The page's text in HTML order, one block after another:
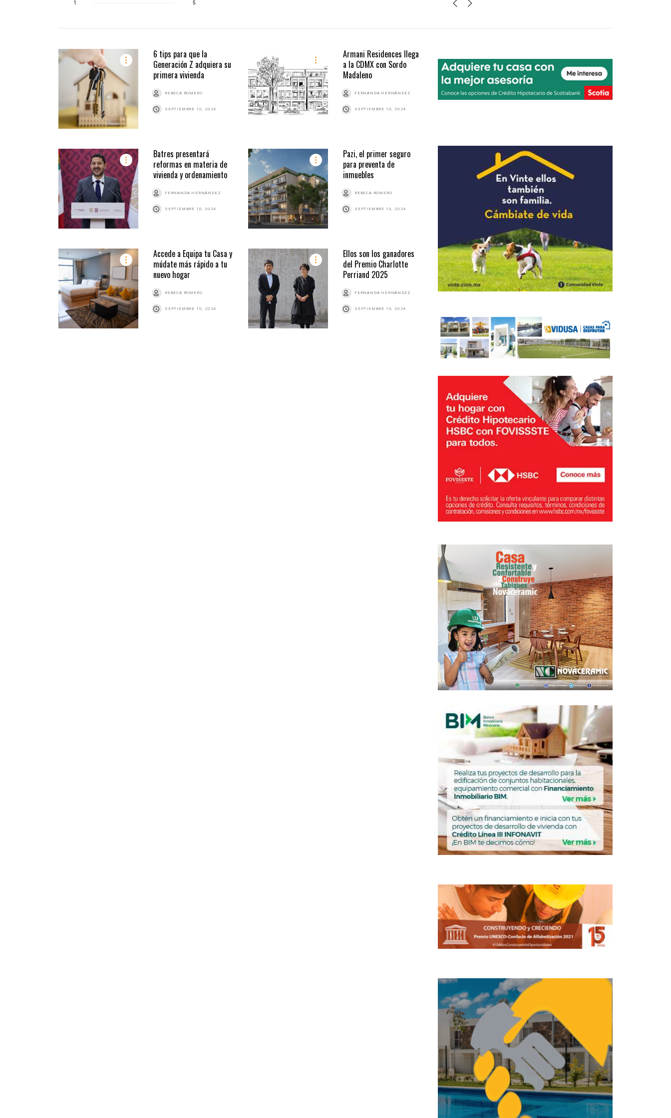
1 5
6 tips para que la
Generación Z adquiera su
primera vivienda
REBECA ROMERO
SEPTIEMBRE 10, 2024
Armani Residences llega
a la CDMX con Sordo
Madaleno
FERNANDA HERNÁNDEZ
SEPTIEMBRE 10, 2024
Batres presentará
reformas en materia de
vivienda y ordenamiento
FERNANDA HERNÁNDEZ
SEPTIEMBRE 10, 2024
Pazi, el primer seguro
para preventa de
inmuebles
REBECA ROMERO
SEPTIEMBRE 10, 2024
Accede a Equipa tu Casa y
múdate más rápido a tu
nuevo hogar
REBECA ROMERO
SEPTIEMBRE 10, 2024
Ellos son los ganadores
del Premio Charlotte
Perriand 2025
FERNANDA HERNÁNDEZ
SEPTIEMBRE 10, 2024